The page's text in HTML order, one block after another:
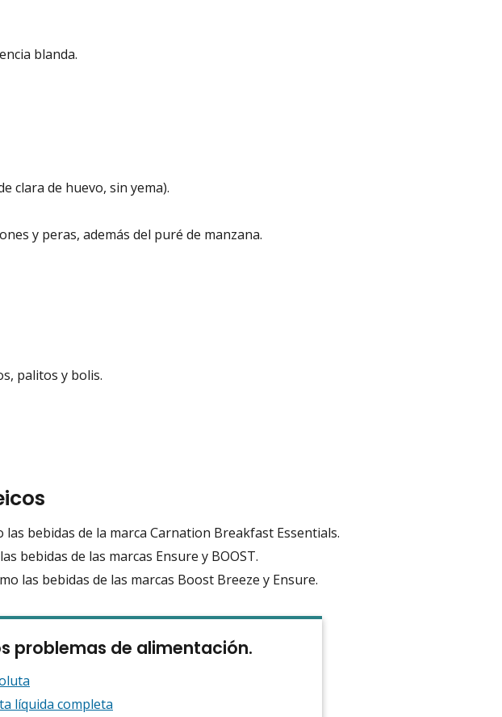
blanda.
clara de huevo, sin yema).
y peras, además del puré de manzana.
palitos y bolis.
bebidas de la marca Carnation Breakfast Essentials.
bebidas de las marcas Ensure y BOOST.
las bebidas de las marcas Boost Breeze y Ensure.
problemas de alimentación.
líquida completa